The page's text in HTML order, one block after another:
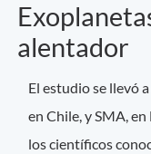
alentador
El estudio se llevó
en Chile, y SMA,
los científicos